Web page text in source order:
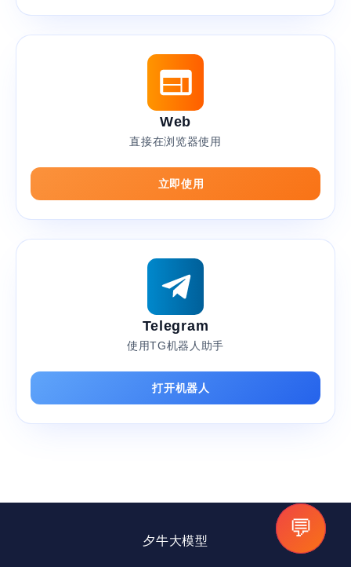
Web
直接在浏览器使用
立即使用
Telegram
使用TG机器人助手
打开机器人
夕牛大模型 💬